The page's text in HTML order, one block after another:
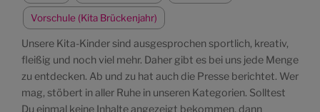
Vorschule (Kita Brückenjahr)
Unsere Kita-Kinder sind ausgesprochen sportlich, kreativ,
fleißig und noch viel mehr. Daher gibt es bei uns jede Menge
zu entdecken. Ab und zu hat auch die Presse berichtet. Wer
mag, stöbert in aller Ruhe in unseren Kategorien. Solltest
Du einmal keine Inhalte angezeigt bekommen, dann